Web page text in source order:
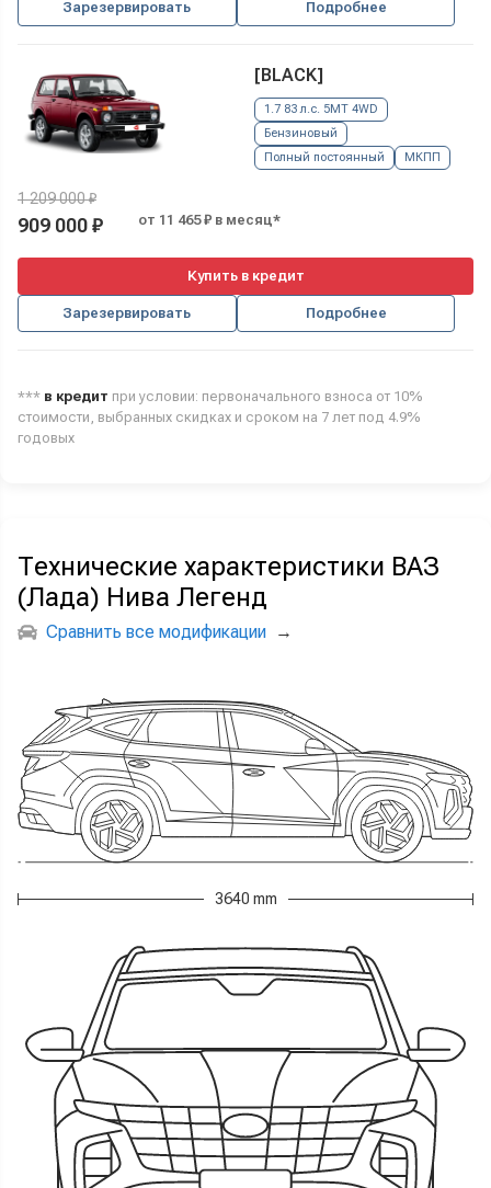
Зарезервировать Подробнее
[BLACK]
1.7 83 л.с. 5MT 4WD
Бензиновый
Полный постоянный
МКПП
1 209 000 ₽
909 000 ₽ от 11 465 ₽ в месяц*
Купить в кредит
Зарезервировать Подробнее
*** в кредит при условии: первоначального взноса от 10%
стоимости, выбранных скидках и сроком на 7 лет под 4.9%
годовых
Технические характеристики ВАЗ
(Лада) Нива Легенд
Сравнить все модификации →
3640 mm